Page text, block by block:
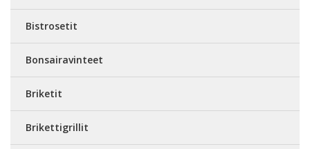
Bistrosetit
Bonsairavinteet
Briketit
Brikettigrillit